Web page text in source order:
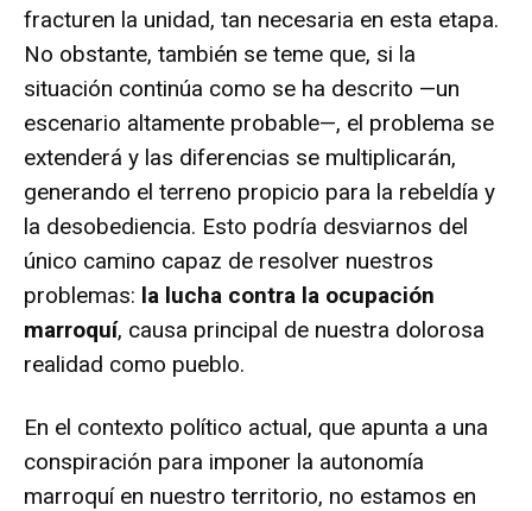
fracturen la unidad, tan necesaria en esta etapa.
No obstante, también se teme que, si la
situación continúa como se ha descrito —un
escenario altamente probable—, el problema se
extenderá y las diferencias se multiplicarán,
generando el terreno propicio para la rebeldía y
la desobediencia. Esto podría desviarnos del
único camino capaz de resolver nuestros
problemas: la lucha contra la ocupación
marroquí, causa principal de nuestra dolorosa
realidad como pueblo.
En el contexto político actual, que apunta a una
conspiración para imponer la autonomía
marroquí en nuestro territorio, no estamos en